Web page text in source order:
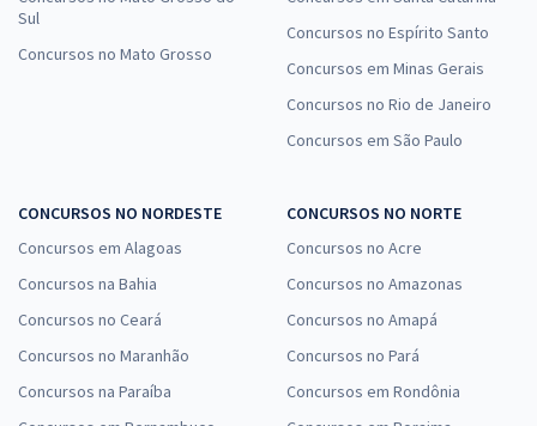
Sul
Concursos no Mato Grosso
Concursos no Espírito Santo
Concursos em Minas Gerais
Concursos no Rio de Janeiro
Concursos em São Paulo
CONCURSOS NO NORDESTE
Concursos em Alagoas
Concursos na Bahia
Concursos no Ceará
Concursos no Maranhão
Concursos na Paraíba
CONCURSOS NO NORTE
Concursos no Acre
Concursos no Amazonas
Concursos no Amapá
Concursos no Pará
Concursos em Rondônia